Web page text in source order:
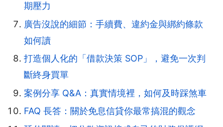
期壓力
廣告沒說的細節：手續費、違約金與綁約條款
如何讀
打造個人化的「借款決策 SOP」，避免一次判
斷終身買單
案例分享 Q&A：真實情境裡，如何及時踩煞車
FAQ 長答：關於免息信貸你最常搞混的觀念